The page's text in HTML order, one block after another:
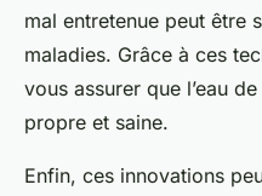
mal entretenue peut être
maladies. Grâce à ces
vous assurer que l’eau
propre et saine.
Enfin, ces innovations